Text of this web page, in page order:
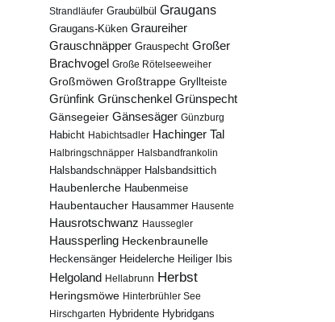
Strandläufer Graubülbül Graugans
Graugans-Küken Graureiher
Grauschnäpper Grauspecht Großer
Brachvogel Große Rötelseeweiher
Großmöwen Großtrappe Gryllteiste
Grünfink Grünschenkel Grünspecht
Gänsegeier Gänsesäger Günzburg
Habicht Habichtsadler Hachinger Tal
Halbringschnäpper Halsbandfrankolin
Halsbandschnäpper Halsbandsittich
Haubenlerche Haubenmeise
Haubentaucher Hausammer Hausente
Hausrotschwanz Haussegler
Haussperling Heckenbraunelle
Heckensänger Heidelerche Heiliger Ibis
Helgoland Hellabrunn Herbst
Heringsmöwe Hinterbrühler See
Hirschgarten Hybridente Hybridgans